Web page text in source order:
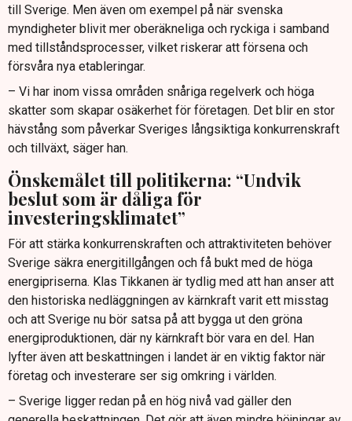
till Sverige. Men även om exempel på när svenska
myndigheter blivit mer oberäkneliga och ryckiga i samband
med tillståndsprocesser, vilket riskerar att försena och
försvåra nya etableringar.
– Vi har inom vissa områden snåriga regelverk och höga
skatter som skapar osäkerhet för företagen. Det blir en stor
hävstång som påverkar Sveriges långsiktiga konkurrenskraft
och tillväxt, säger han.
Önskemålet till politikerna: “Undvik
beslut som är dåliga för
investeringsklimatet”
För att stärka konkurrenskraften och attraktiviteten behöver
Sverige säkra energitillgången och få bukt med de höga
energipriserna. Klas Tikkanen är tydlig med att han anser att
den historiska nedläggningen av kärnkraft varit ett misstag
och att Sverige nu bör satsa på att bygga ut den gröna
energiproduktionen, där ny kärnkraft bör vara en del. Han
lyfter även att beskattningen i landet är en viktig faktor när
företag och investerare ser sig omkring i världen.
– Sverige ligger redan på en hög nivå vad gäller den